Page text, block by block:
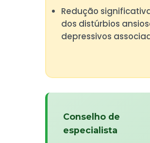
Redução
dos distúrbios
depressivos
Conselho de
especialista